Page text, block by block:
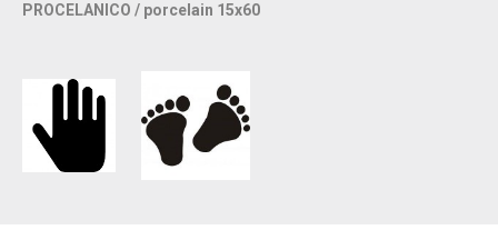
PROCELANICO / porcelain 15x60